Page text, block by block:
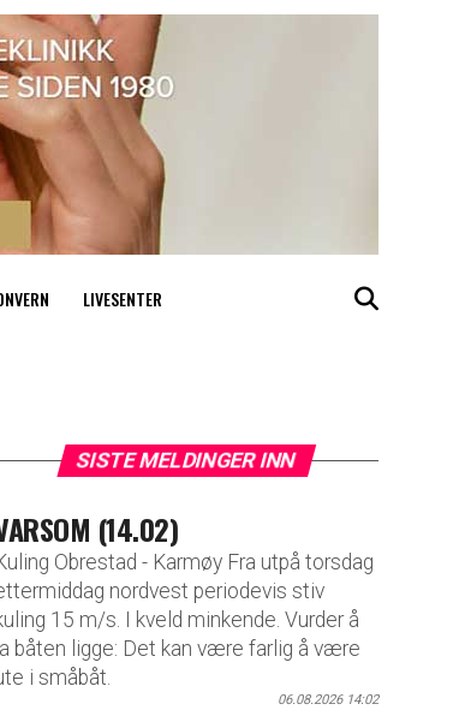
LIVESENTER
SISTE MELDINGER INN
(14.02)
Obrestad - Karmøy Fra utpå torsdag
nordvest periodevis stiv
15 m/s. I kveld minkende. Vurder å
la båten ligge: Det kan være farlig å være
i småbåt.
06.08.2026 14:02